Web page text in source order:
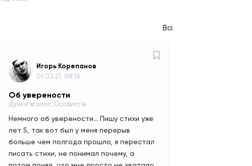
Всі
Игорь Корепанов
01.03.21, 08:16
Об уверености
Думки вголос, Особисте
Немного об уверености... Пишу стихи уже
лет 5, так вот был у меня перерыв
больше чем полгода прошло, я перестал
писать стихи, не понимал почему, а